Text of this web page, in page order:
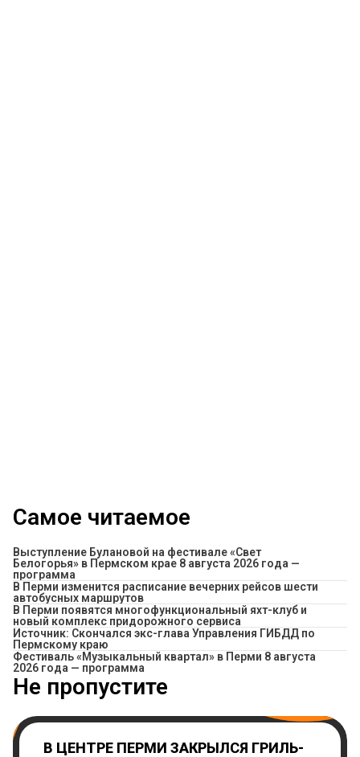
Самое читаемое
Выступление Булановой на фестивале «Свет
Белогорья» в Пермском крае 8 августа 2026 года —
программа
​В Перми изменится расписание вечерних рейсов шести
автобусных маршрутов
В Перми появятся многофункциональный яхт-клуб и
новый комплекс придорожного сервиса
Источник: Скончался экс-глава Управления ГИБДД по
Пермскому краю
Фестиваль «Музыкальный квартал» в Перми 8 августа
2026 года — программа
Не пропустите
В ЦЕНТРЕ ПЕРМИ ЗАКРЫЛСЯ ГРИЛЬ-